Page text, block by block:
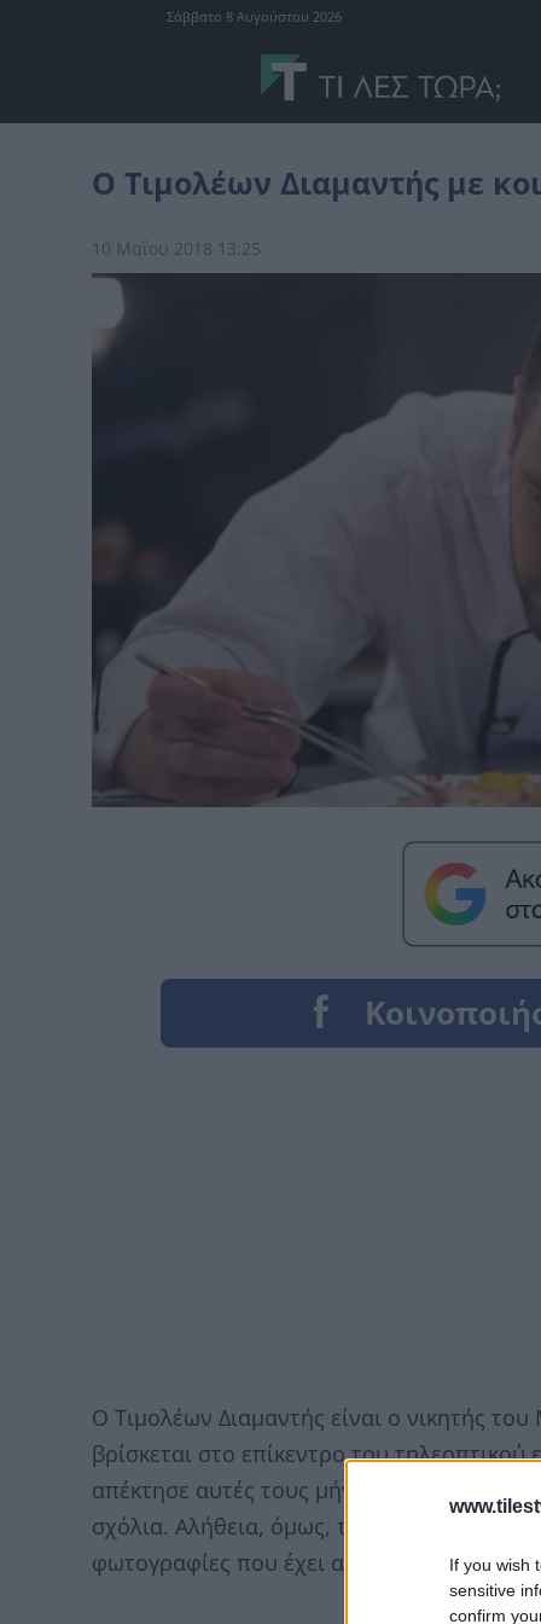
If you wish
sensitive
confirm
Σάββατο 8 Αυγούστου 2026
Ο Τιμολέων Διαμαντής με
10 Μαΐου 2018 13:25
Ο Τιμολέων Διαμαντής είναι ο νικητής
βρίσκεται στο επίκεντρο του τηλεοπτικού
απέκτησε αυτές τους μήνες χιλιάδες
σχόλια. Αλήθεια, όμως, τι θα βρουν οι
φωτογραφίες που έχει ανεβάσει τα